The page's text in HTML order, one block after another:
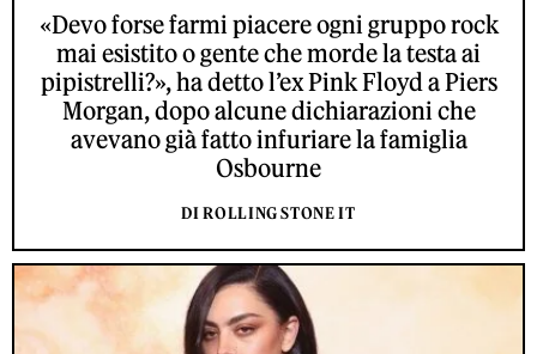
«Devo forse farmi piacere ogni gruppo rock
mai esistito o gente che morde la testa ai
pipistrelli?», ha detto l’ex Pink Floyd a Piers
Morgan, dopo alcune dichiarazioni che
avevano già fatto infuriare la famiglia
Osbourne
DI ROLLING STONE IT